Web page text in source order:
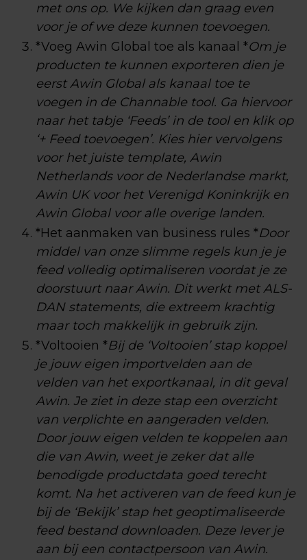
met ons op. We kijken dan graag even
voor je of we deze kunnen toevoegen.
*Voeg Awin Global toe als kanaal *Om je
producten te kunnen exporteren dien je
eerst Awin Global als kanaal toe te
voegen in de Channable tool. Ga hiervoor
naar het tabje ‘Feeds’ in de tool en klik op
‘+ Feed toevoegen’. Kies hier vervolgens
voor het juiste template, Awin
Netherlands voor de Nederlandse markt,
Awin UK voor het Verenigd Koninkrijk en
Awin Global voor alle overige landen.
*Het aanmaken van business rules *Door
middel van onze slimme regels kun je je
feed volledig optimaliseren voordat je ze
doorstuurt naar Awin. Dit werkt met ALS-
DAN statements, die extreem krachtig
maar toch makkelijk in gebruik zijn.
*Voltooien *Bij de ‘Voltooien’ stap koppel
je jouw eigen importvelden aan de
velden van het exportkanaal, in dit geval
Awin. Je ziet in deze stap een overzicht
van verplichte en aangeraden velden.
Door jouw eigen velden te koppelen aan
die van Awin, weet je zeker dat alle
benodigde productdata goed terecht
komt. Na het activeren van de feed kun je
bij de ‘Bekijk’ stap het geoptimaliseerde
feed bestand downloaden. Deze lever je
aan bij een contactpersoon van Awin.